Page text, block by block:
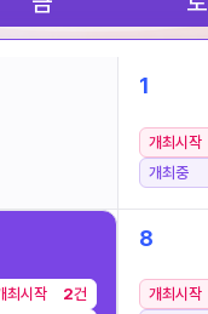
1
개최시작
개최중
최시작 2건
8
개최시작